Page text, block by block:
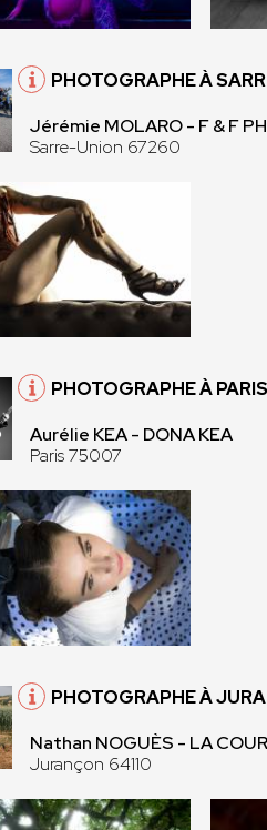
PHOTOGRAPHE À
Jérémie MOLARO - F & F
Sarre-Union 67260
PHOTOGRAPHE À
Aurélie KEA - DONA KEA
Paris 75007
PHOTOGRAPHE À
Nathan NOGUÈS - LA
Jurançon 64110